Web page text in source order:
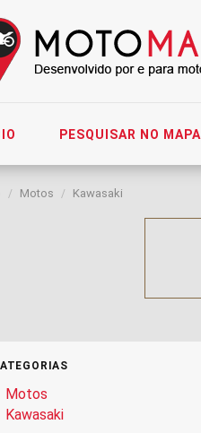
PESQUISAR NO MAPA
Motos Kawasaki
Motos
Kawasaki